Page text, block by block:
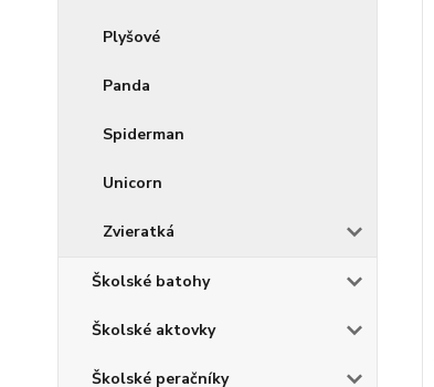
Plyšové
Panda
Spiderman
Unicorn
Zvieratká
Školské batohy
Školské aktovky
Školské peračníky